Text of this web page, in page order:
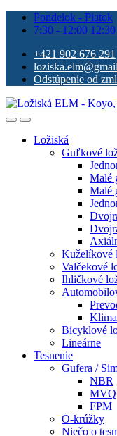
Pondelok - Piatok
7:30 - 12:00
+421 902 676 291
Odstúpenie od
Ložiská
Guľkové
Malé
Malé
Kuželíkové
Valčekové
Ihličkové
Bicyklové
Lineárne
Tesnenie
Gufera /
NBR
MVQ
FPM
O-krúžky
Niečo o